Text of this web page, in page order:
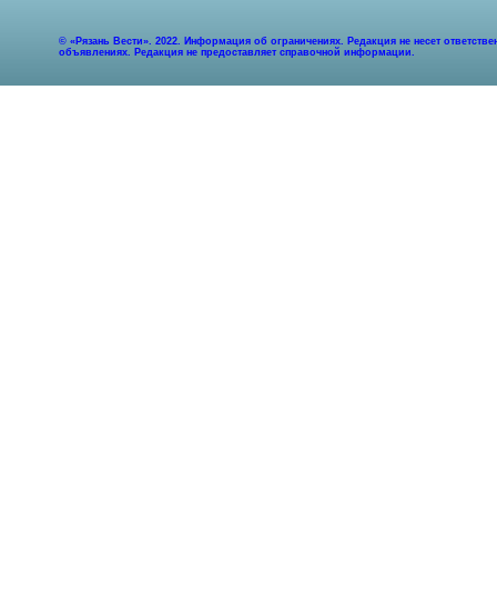
© «Рязань Вести». 2022. Информация об ограничениях. Редакция не несет
объявлениях. Редакция не предоставляет справочной информации.